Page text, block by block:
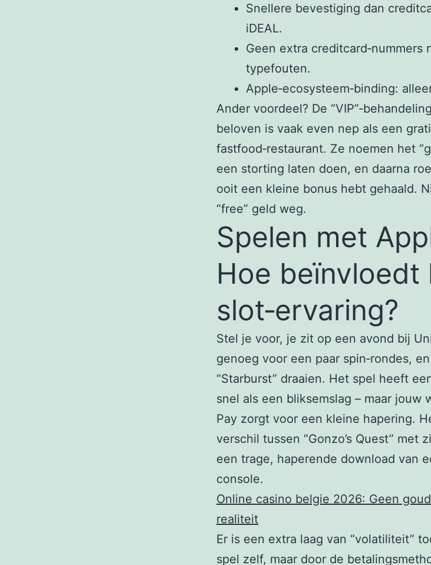
Snellere bevestiging dan
iDEAL.
Geen extra creditcard‑nummers
typefouten.
Apple‑ecosysteem‑binding:
Ander voordeel? De
beloven is vaak even nep als een
fastfood‑restaurant. Ze noemen het
een storting laten doen, en daarna
ooit een kleine bonus hebt gehaald.
“free” geld weg.
Spelen met
Hoe beïnvloedt
slot‑ervaring?
Stel je voor, je zit op een avond bij
genoeg voor een paar spin‑rondes,
“Starburst” draaien. Het spel heeft
snel als een bliksemslag – maar jouw
Pay zorgt voor een kleine hapering.
verschil tussen “Gonzo’s Quest” met
een trage, haperende download van
console.
Online casino belgie 2026: Geen
realiteit
Er is een extra laag van “volatiliteit”
spel zelf, maar door de